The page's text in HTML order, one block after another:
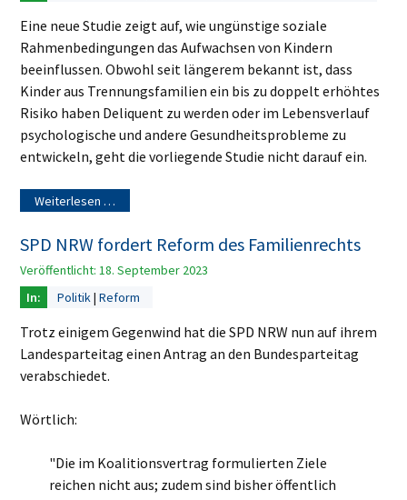
Eine neue Studie zeigt auf, wie ungünstige soziale
Rahmenbedingungen das Aufwachsen von Kindern
beeinflussen. Obwohl seit längerem bekannt ist, dass
Kinder aus Trennungsfamilien ein bis zu doppelt erhöhtes
Risiko haben Deliquent zu werden oder im Lebensverlauf
psychologische und andere Gesundheitsprobleme zu
entwickeln, geht die vorliegende Studie nicht darauf ein.
Weiterlesen …
SPD NRW fordert Reform des Familienrechts
Veröffentlicht: 18. September 2023
Politik Reform
Trotz einigem Gegenwind hat die SPD NRW nun auf ihrem
Landesparteitag einen Antrag an den Bundesparteitag
verabschiedet.
Wörtlich:
"Die im Koalitionsvertrag formulierten Ziele
reichen nicht aus; zudem sind bisher öffentlich